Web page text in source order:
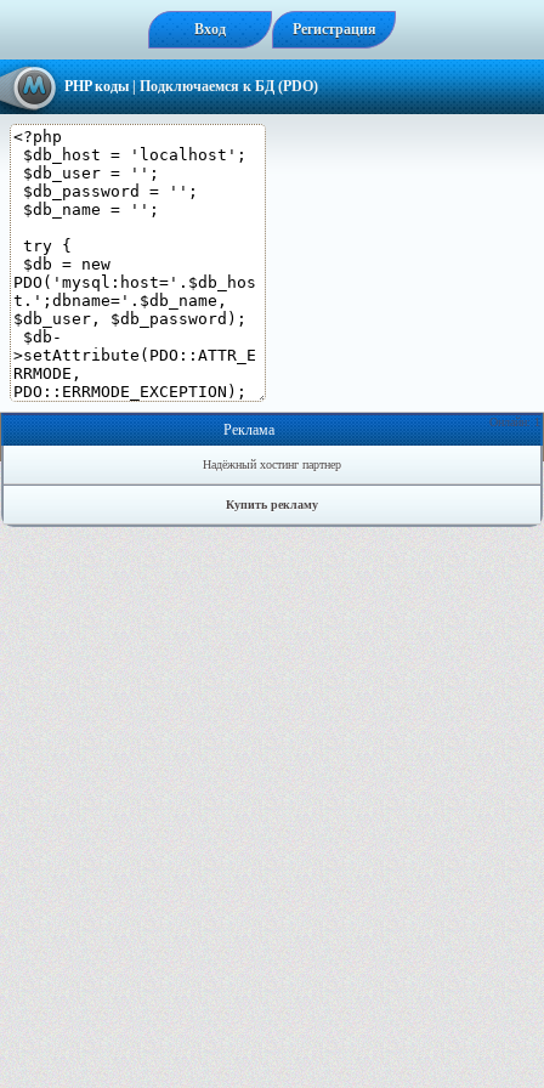
Вход Регистрация
PHP коды| Подключаемся к БД (PDO)
Онлайн: 1
Реклама
Надёжный хостинг партнер
Купить рекламу